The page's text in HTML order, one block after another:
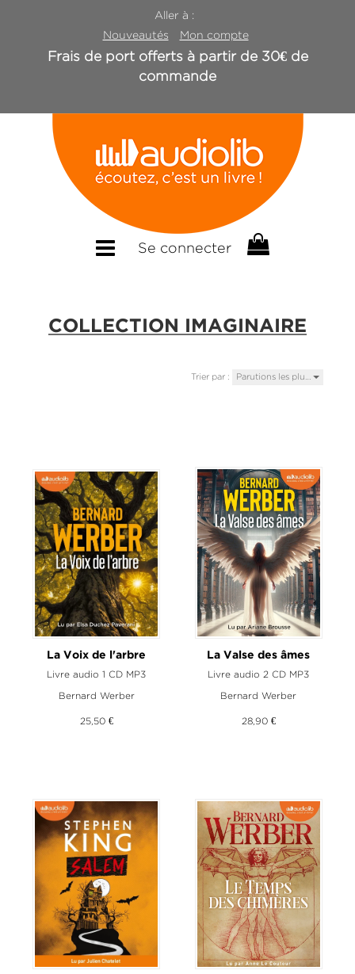
Aller à :
Nouveautés
Mon compte
Frais de port offerts à partir de 30€ de
commande
Se connecter
COLLECTION IMAGINAIRE
Trier par : Parutions les plu…
La Voix de l'arbre
Livre audio 1 CD MP3
Bernard Werber
25,50 €
La Valse des âmes
Livre audio 2 CD MP3
Bernard Werber
28,90 €